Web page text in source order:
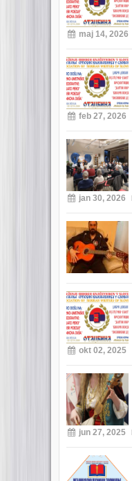
maj 14, 2026
feb 27, 2026
jan 30, 2026
okt 02, 2025
jun 27, 2025